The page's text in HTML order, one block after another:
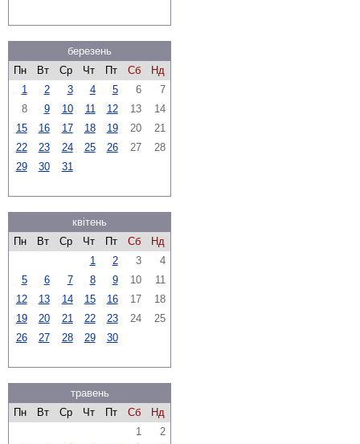
березень
Пн
Вт Ср Чт Пт Сб
Нд
1
2 3 4 5 6
7
8
9 10 11 12 13
14
15
16 17 18 19 20
21
22
23 24 25 26 27
28
29
30 31
квітень
Пн
Вт Ср Чт Пт Сб
Нд
1
2 3
4
5
6 7 8 9 10
11
12
13 14 15 16 17
18
19
20 21 22 23 24
25
26
27 28 29 30
травень
Пн
Вт Ср Чт Пт Сб
Нд
1
2